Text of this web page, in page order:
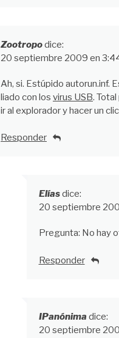
Zootropodice:
20 septiembre 2009 en
Ah, si. Estúpido autorun.inf.
liado con los virus USB.
ir al explorador y hacer un
Responder
Elíasdice:
20 septiembre
Pregunta: No hay
Responder
IPanónima dice:
20 septiembre